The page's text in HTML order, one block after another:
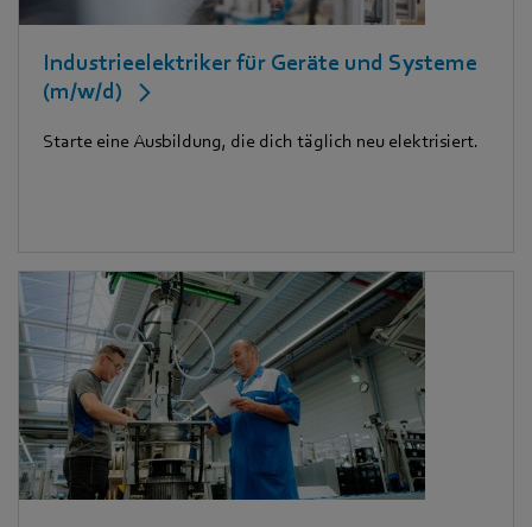
Industrieelektriker für Geräte und Systeme
(m/w/d)
Starte eine Ausbildung, die dich täglich neu elektrisiert.